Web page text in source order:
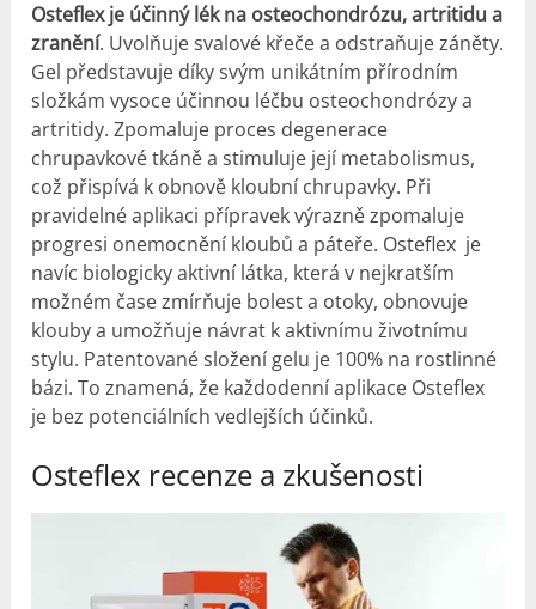
Osteflex je účinný lék na osteochondrózu, artritidu a
zranění. Uvolňuje svalové křeče a odstraňuje záněty.
Gel představuje díky svým unikátním přírodním
složkám vysoce účinnou léčbu osteochondrózy a
artritidy. Zpomaluje proces degenerace
chrupavkové tkáně a stimuluje její metabolismus,
což přispívá k obnově kloubní chrupavky. Při
pravidelné aplikaci přípravek výrazně zpomaluje
progresi onemocnění kloubů a páteře. Osteflex je
navíc biologicky aktivní látka, která v nejkratším
možném čase zmírňuje bolest a otoky, obnovuje
klouby a umožňuje návrat k aktivnímu životnímu
stylu. Patentované složení gelu je 100% na rostlinné
bázi. To znamená, že každodenní aplikace Osteflex
je bez potenciálních vedlejších účinků.
Osteflex recenze a zkušenosti